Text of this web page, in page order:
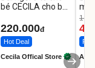
bé CECILA cho bé
220.000đ
Hot Deal
Cecila Offical Store A